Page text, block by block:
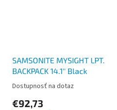
SAMSONITE MYSIGHT LPT.
BACKPACK 14.1'' Black
Dostupnosť na dotaz
€92,73